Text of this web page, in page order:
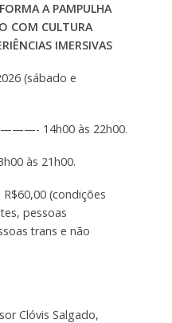
A PAMPULHA
COM CULTURA
IMERSIVAS
(sábado e
14h00 às 22h00.
às 21h00.
(condições
pessoas
trans e não
Clóvis Salgado,